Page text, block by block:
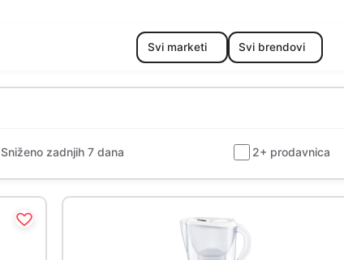
Sniženo zadnjih 7 dana 2+ prodavnica